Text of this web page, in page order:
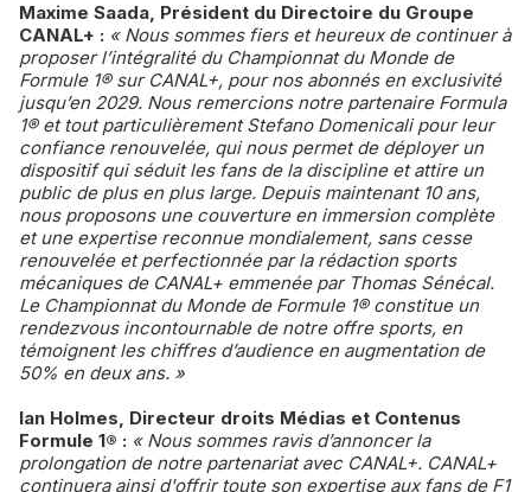
Maxime Saada, Président du Directoire du Groupe
CANAL+ : « Nous sommes fiers et heureux de continuer à
proposer l’intégralité du Championnat du Monde de
Formule 1® sur CANAL+, pour nos abonnés en exclusivité
jusqu’en 2029. Nous remercions notre partenaire Formula
1® et tout particulièrement Stefano Domenicali pour leur
confiance renouvelée, qui nous permet de déployer un
dispositif qui séduit les fans de la discipline et attire un
public de plus en plus large. Depuis maintenant 10 ans,
nous proposons une couverture en immersion complète
et une expertise reconnue mondialement, sans cesse
renouvelée et perfectionnée par la rédaction sports
mécaniques de CANAL+ emmenée par Thomas Sénécal.
Le Championnat du Monde de Formule 1® constitue un
rendez­vous incontournable de notre offre sports, en
témoignent les chiffres d’audience en augmentation de
50% en deux ans. »
Ian Holmes, Directeur droits Médias et Contenus
Formule 1® : « Nous sommes ravis d’annoncer la
prolongation de notre partenariat avec CANAL+. CANAL+
continuera ainsi d'offrir toute son expertise aux fans de F1